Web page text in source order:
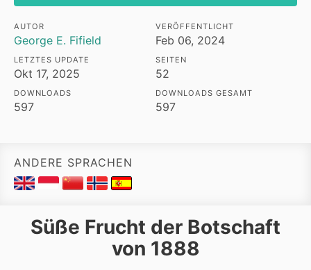
AUTOR
George E. Fifield
VERÖFFENTLICHT
Feb 06, 2024
LETZTES UPDATE
Okt 17, 2025
SEITEN
52
DOWNLOADS
597
DOWNLOADS GESAMT
597
ANDERE SPRACHEN
Süße Frucht der Botschaft
von 1888